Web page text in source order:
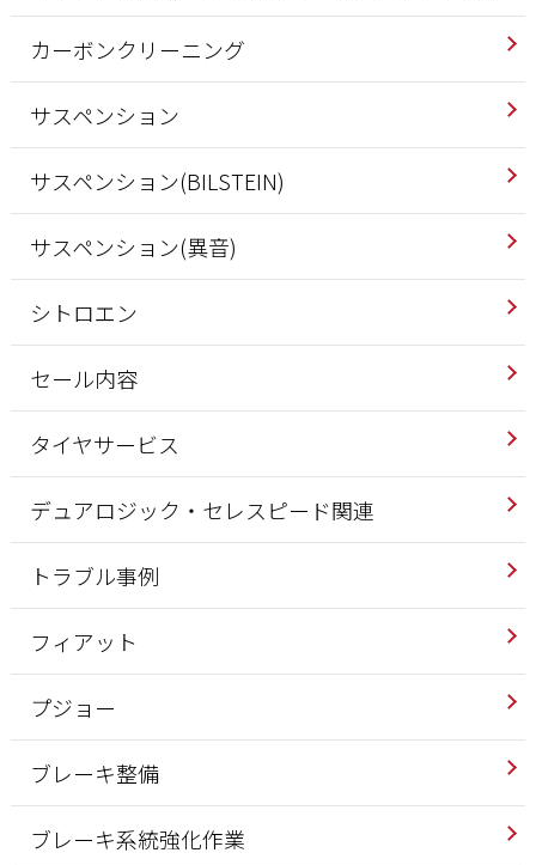
カーボンクリーニング
サスペンション
サスペンション(BILSTEIN)
サスペンション(異音)
シトロエン
セール内容
タイヤサービス
デュアロジック・セレスピード関連
トラブル事例
フィアット
プジョー
ブレーキ整備
ブレーキ系統強化作業